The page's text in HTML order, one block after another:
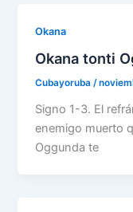
Okana
Okana tonti
Cubayoruba/
Signo 1-3. El
enemigo muerto
Oggunda te